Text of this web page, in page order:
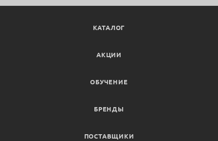
КАТАЛОГ
АКЦИИ
ОБУЧЕНИЕ
БРЕНДЫ
ПОСТАВЩИКИ